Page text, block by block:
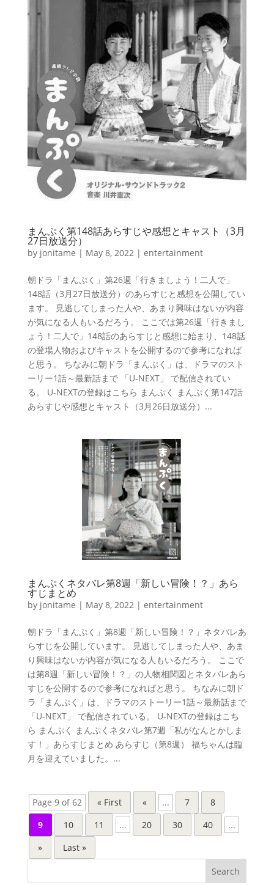
まんぷく第148話あらすじや感想とキャスト（3月
27日放送分）
by jonitame | May 8, 2022| entertainment
朝ドラ「まんぷく」第26週「行きましょう！二人で」
148話（3月27日放送分）のあらすじと感想を公開してい
ます。 見逃してしまった人や、あまり興味はないが内容
が気になる人もいるだろう。 ここでは第26週「行きまし
ょう！二人で」148話のあらすじと感想に始まり、148話
の登場人物およびキャストを公開するので参考になれば
と思う。 ちなみに朝ドラ「まんぷく」は、ドラマのスト
ーリー1話～最新話まで 「U-NEXT」 で配信されてい
る。 U-NEXTの登録はこちら まんぷく まんぷく第147話
あらすじや感想とキャスト（3月26日放送分）...
まんぷくネタバレ第8週「新しい冒険！？」あら
すじまとめ
by jonitame | May 8, 2022| entertainment
朝ドラ「まんぷく」第8週「新しい冒険！？」ネタバレあ
らすじを公開しています。 見逃してしまった人や、あま
り興味はないが内容が気になる人もいるだろう。 ここで
は第8週「新しい冒険！？」の人物相関図とネタバレあら
すじを公開するので参考になればと思う。 ちなみに朝ド
ラ「まんぷく」は、ドラマのストーリー1話～最新話まで
「U-NEXT」 で配信されている。 U-NEXTの登録はこち
ら まんぷく まんぷくネタバレ第7週「私がなんとかしま
す！」あらすじまとめ あらすじ（第8週） 福ちゃんは臨
月を迎えていました。...
Page 9 of 62 « First « ... 7
8
9
10 11 ... 20 30 40
...
»
Last »
Search